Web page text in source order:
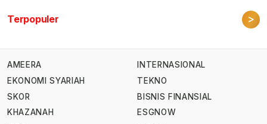
Terpopuler >
AMEERA
EKONOMI SYARIAH
SKOR
KHAZANAH
INTERNASIONAL
TEKNO
BISNIS FINANSIAL
ESGNOW